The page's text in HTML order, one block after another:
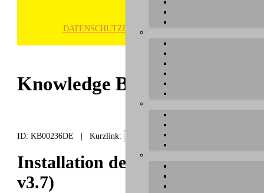
DATENSCHUTZ­ERKLÄRUNG
Knowledge Base / FAQ
ID: KB00236DE | Kurzlink:
Installation der U46 Serie unter
v3.7)